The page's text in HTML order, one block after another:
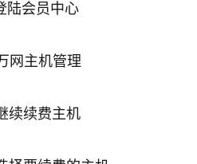
陆会员中心
网主机管理
续续费主机